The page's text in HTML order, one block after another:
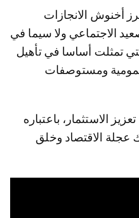
أخنوش الانجازات
الاجتماعي ولا سيما في
تمثلت أساسا في تأهيل
ومستوصفات
الاستثمار، باعتباره
عجلة الاقتصاد وخلق